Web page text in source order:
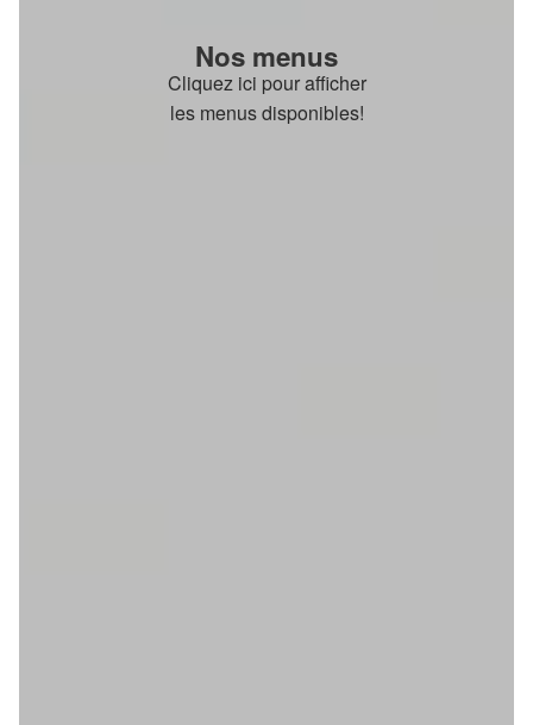
Nos menus
Cliquez ici pour afficher
les menus disponibles!